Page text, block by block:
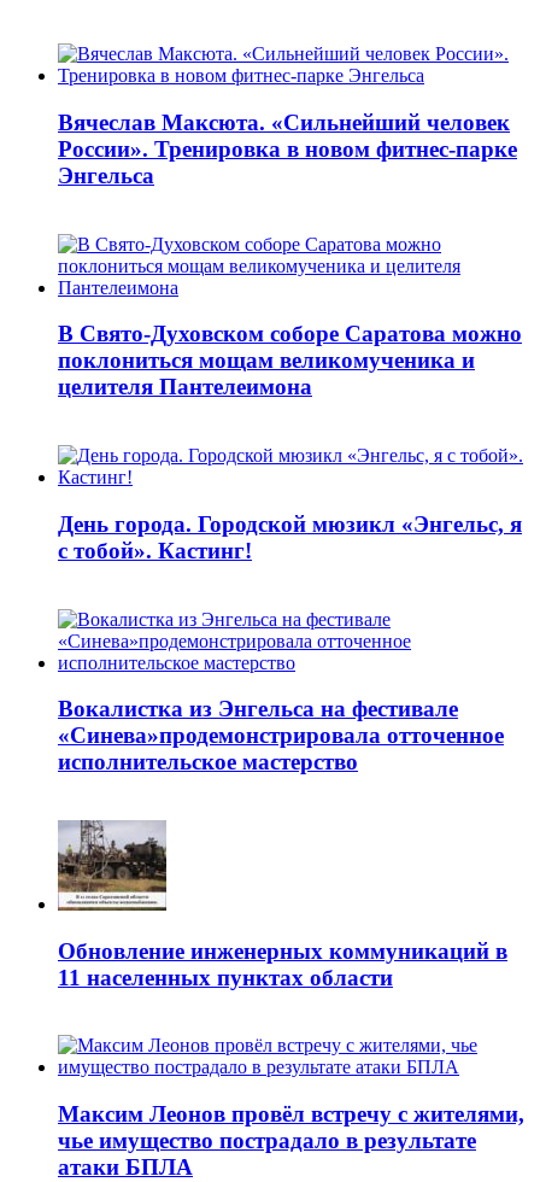
Вячеслав Максюта. «Сильнейший человек
России». Тренировка в новом фитнес-парке
Энгельса
В Свято-Духовском соборе Саратова можно
поклониться мощам великомученика и
целителя Пантелеимона
День города. Городской мюзикл «Энгельс, я
с тобой». Кастинг!
Вокалистка из Энгельса на фестивале
«Синева»продемонстрировала отточенное
исполнительское мастерство
Обновление инженерных коммуникаций в
11 населенных пунктах области
Максим Леонов провёл встречу с жителями,
чье имущество пострадало в результате
атаки БПЛА